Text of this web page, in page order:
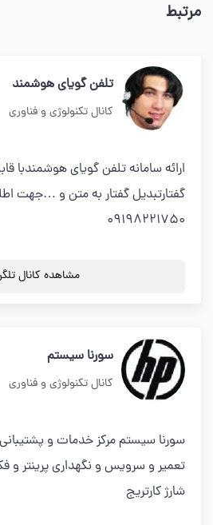
مرتبط
تلفن گویای هوشمند
کانال تکنولوژی و فناوری
ارائه سامانه تلفن گویای هوشمندبا
گفتارتبدیل گفتار به متن و …جهت
09198221750
مشاهده کانال
سورنا سیستم
کانال تکنولوژی و فناوری
سورنا سیستم مرکز خدمات و
تعمیر و سرویس و نگهداری پرینتر
شارژ کارتریج